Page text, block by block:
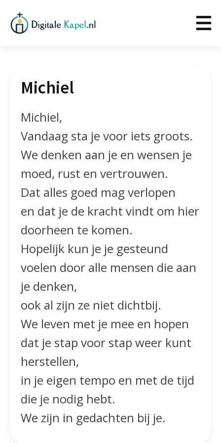
Michiel
Michiel,
Vandaag sta je voor iets groots.
We denken aan je en wensen je
moed, rust en vertrouwen.
Dat alles goed mag verlopen
en dat je de kracht vindt om hier
doorheen te komen.
Hopelijk kun je je gesteund
voelen door alle mensen die aan
je denken,
ook al zijn ze niet dichtbij.
We leven met je mee en hopen
dat je stap voor stap weer kunt
herstellen,
in je eigen tempo en met de tijd
die je nodig hebt.
We zijn in gedachten bij je.